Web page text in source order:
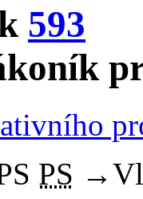
593
PS →